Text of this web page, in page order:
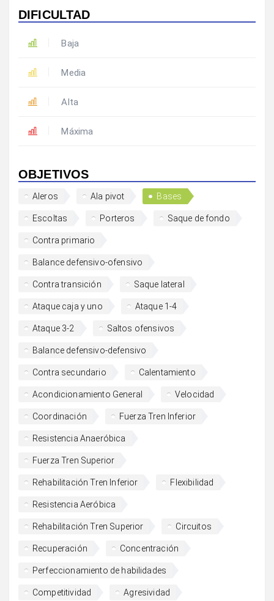
DIFICULTAD
Baja
Media
Alta
Máxima
OBJETIVOS
Aleros Ala pivot Bases
Escoltas Porteros Saque de fondo
Contra primario
Balance defensivo-ofensivo
Contra transición Saque lateral
Ataque caja y uno Ataque 1-4
Ataque 3-2 Saltos ofensivos
Balance defensivo-defensivo
Contra secundario Calentamiento
Acondicionamiento General Velocidad
Coordinación Fuerza Tren Inferior
Resistencia Anaeróbica
Fuerza Tren Superior
Rehabilitación Tren Inferior Flexibilidad
Resistencia Aeróbica
Rehabilitación Tren Superior Circuitos
Recuperación Concentración
Perfeccionamiento de habilidades
Competitividad Agresividad